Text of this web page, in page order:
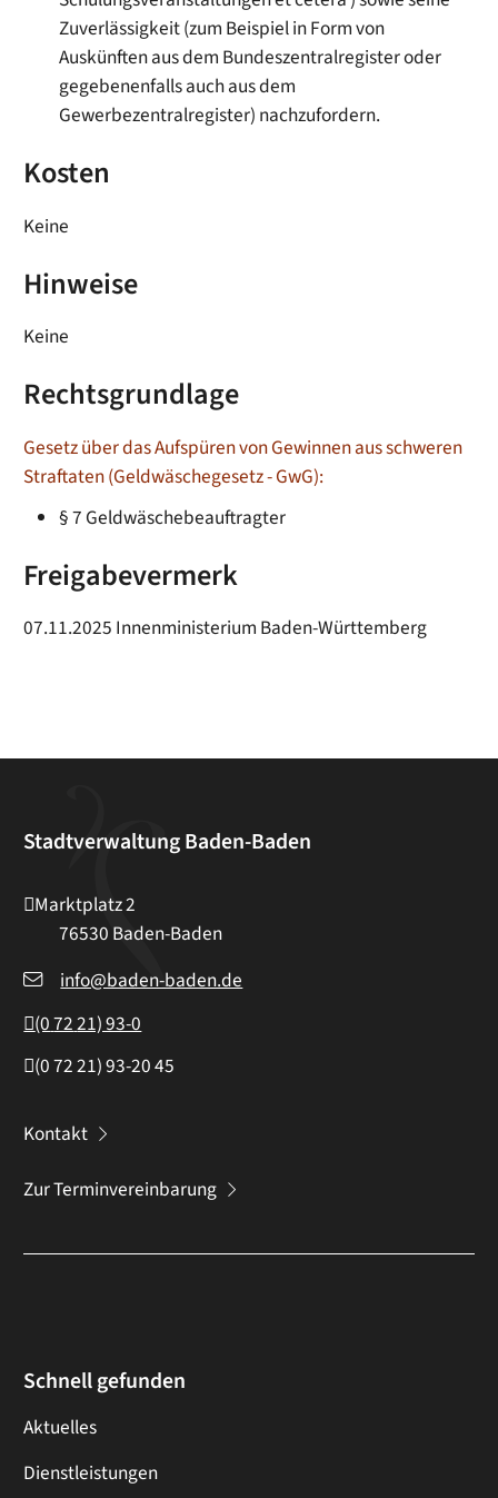
Zuverlässigkeit (zum Beispiel in Form von
Auskünften aus dem Bundeszentralregister oder
gegebenenfalls auch aus dem
Gewerbezentralregister) nachzufordern.
Kosten
Keine
Hinweise
Keine
Rechtsgrundlage
Gesetz über das Aufspüren von Gewinnen aus schweren
Straftaten (Geldwäschegesetz - GwG):
§ 7 Geldwäschebeauftragter
Freigabevermerk
07.11.2025 Innenministerium Baden-Württemberg
Stadtverwaltung Baden-Baden
Marktplatz 2
76530 Baden-Baden
info@baden-baden.de
(07221) 93-0
(07221) 93-2045
Kontakt
Zur Terminvereinbarung
Schnell gefunden
Aktuelles
Dienstleistungen